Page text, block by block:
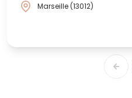
Marseille (13012)